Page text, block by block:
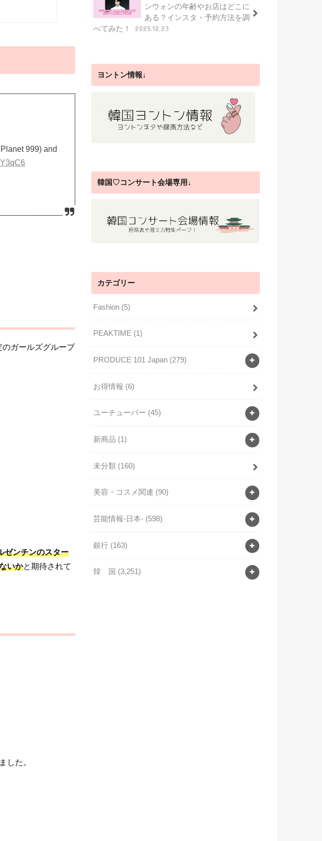
999) and
ガールズグループ
ゼンチンのスター
いかと期待されて
した。
ンウォンの年齢やお店はどこに
ある？インスタ・予約方法を調
べてみた！
2025.12.23
ヨントン情報↓
韓国♡コンサート会場専用↓
カテゴリー
Fashion (5)
PEAKTIME (1)
PRODUCE 101 Japan (279)
お得情報 (6)
ユーチューバー (45)
新商品 (1)
未分類 (160)
美容・コスメ関連 (90)
芸能情報-日本- (598)
銀行 (163)
韓 国 (3,251)